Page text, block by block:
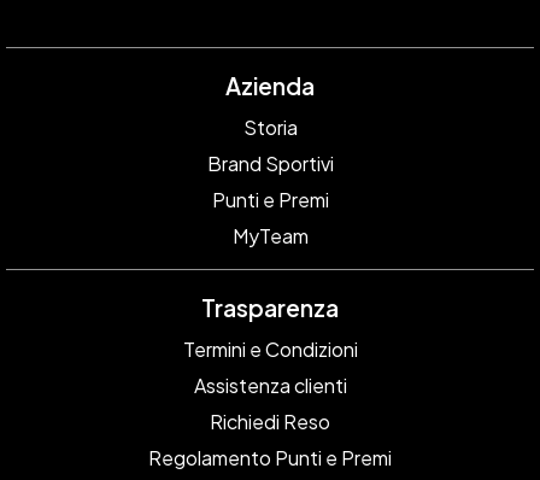
Azienda
Storia
Brand Sportivi
Punti e Premi
MyTeam
Trasparenza
Termini e Condizioni
Assistenza clienti
Richiedi Reso
Regolamento Punti e Premi